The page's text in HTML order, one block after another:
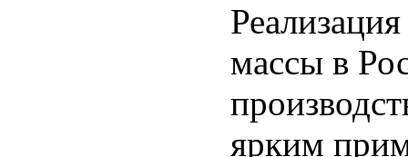
массы в
ярким